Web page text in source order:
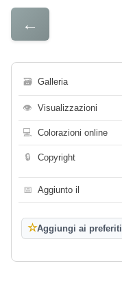
←
🗃 Galleria
👁 Visualizzazioni
💻 Colorazioni online
🔒 Copyright
📅 Aggiunto il
☆Aggiungi ai preferiti